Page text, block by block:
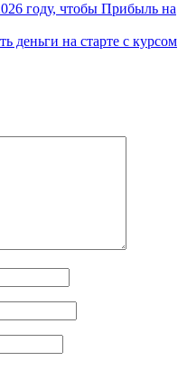
году, чтобы Прибыль на
деньги на старте с курсом